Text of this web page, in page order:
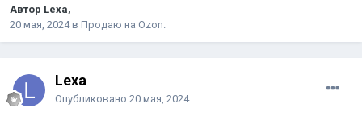
Автор Lexa,
20 мая, 2024в Продаю на Ozon.
Lexa
Опубликовано 20 мая, 2024